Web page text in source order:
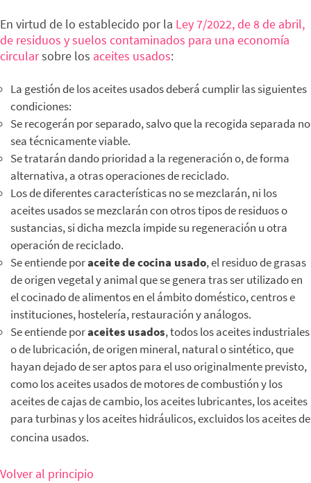
En virtud de lo establecido por la Ley 7/2022, de 8 de abril,
de residuos y suelos contaminados para una economía
circularsobre los aceites usados:
La gestión de los aceites usados deberá cumplir las siguientes
condiciones:
Se recogerán por separado, salvo que la recogida separada no
sea técnicamente viable.
Se tratarán dando prioridad a la regeneración o, de forma
alternativa, a otras operaciones de reciclado.
Los de diferentes características no se mezclarán, ni los
aceites usados se mezclarán con otros tipos de residuos o
sustancias, si dicha mezcla impide su regeneración u otra
operación de reciclado.
Se entiende poraceite de cocina usado, el residuo de grasas
de origen vegetal y animal que se genera tras ser utilizado en
el cocinado de alimentos en el ámbito doméstico, centros e
instituciones, hostelería, restauración y análogos.
Se entiende poraceites usados, todos los aceites industriales
o de lubricación, de origen mineral, natural o sintético, que
hayan dejado de ser aptos para el uso originalmente previsto,
como los aceites usados de motores de combustión y los
aceites de cajas de cambio, los aceites lubricantes, los aceites
para turbinas y los aceites hidráulicos, excluidos los aceites de
concina usados.
Volver al principio